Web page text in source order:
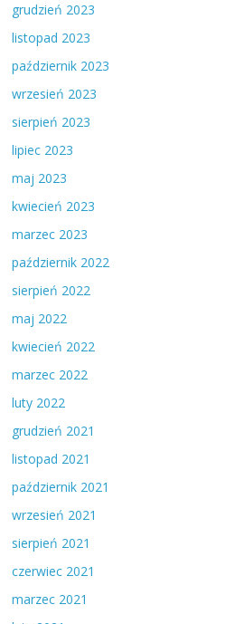
grudzień 2023
listopad 2023
październik 2023
wrzesień 2023
sierpień 2023
lipiec 2023
maj 2023
kwiecień 2023
marzec 2023
październik 2022
sierpień 2022
maj 2022
kwiecień 2022
marzec 2022
luty 2022
grudzień 2021
listopad 2021
październik 2021
wrzesień 2021
sierpień 2021
czerwiec 2021
marzec 2021